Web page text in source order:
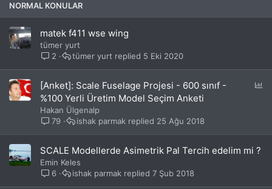
NORMAL KONULAR
matek f411 wse wing
tümer yurt
2
5 Eki 2020
tümer yurt
[Anket]: Scale Fuselage Projesi - 600 sınıf -
%100 Yerli Üretim Model Seçim Anketi
Hakan Ülgenalp
79
25 Ağu 2018
ishak parmak
SCALE Modellerde Asimetrik Pal Tercih edelim mi ?
Emin Keles
6
7 Şub 2018
ishak parmak